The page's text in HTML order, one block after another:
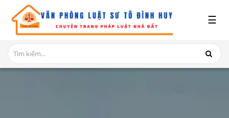
GIỚI
THIỆU
DỊCH
☰